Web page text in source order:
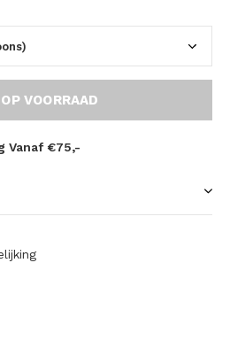
VOORRAAD
Vanaf €75,-